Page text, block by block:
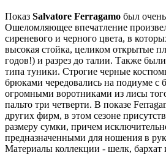
Показ Salvatore Ferragamo был
Ошеломляющее впечатление
сиреневого и черного цвета, в
высокая стойка, целиком открытые
годов!) и разрез до талии. Также
типа туники. Строгие черные
брюками чередовались на подиуме с
огромными воротниками из лисы
пальто три четверти. В показе
других фирм, в этом сезоне
размеру сумки, причем
предназначенными для ношения в
Материалы коллекции - шелк, бархат